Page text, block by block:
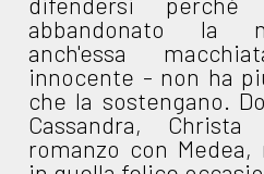
abbandonato la
anch'essa
innocente - non ha
che la sostengano.
Cassandra,
romanzo con